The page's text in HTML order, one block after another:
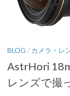
BLOG / カメラ・レ
AstrHori
レンズで撮